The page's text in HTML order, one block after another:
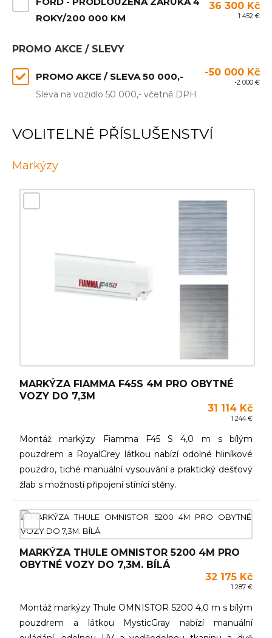
ROKY/200 000 KM
36 300 Kč
1 452 €
PROMO AKCE / SLEVY
PROMO AKCE / SLEVA 50 000,- -50 000 Kč
-2 000 €
Sleva na vozidlo 50 000,- včetně DPH
VOLITELNÉ PŘÍSLUŠENSTVÍ
Markýzy
MARKÝZA FIAMMA F45S 4M PRO OBYTNÉ
VOZY DO 7,3M
31 114 Kč
1 244 €
Montáž markýzy Fiamma F45 S 4,0 m s bílým
pouzdrem a RoyalGrey látkou nabízí odolné hliníkové
pouzdro, tiché manuální vysouvání a praktický dešťový
žlab s možností připojení stínící stěny.
MARKÝZA THULE OMNISTOR 5200 4M PRO
OBYTNÉ VOZY DO 7,3M. BÍLÁ
32 175 Kč
1 287 €
Montáž markýzy Thule OMNISTOR 5200 4,0 m s bílým
pouzdrem a látkou MysticGray nabízí manuální